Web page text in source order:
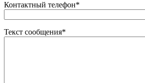
Контактный телефон*
Текст сообщения*